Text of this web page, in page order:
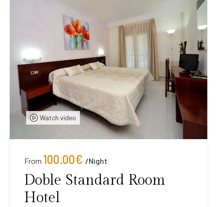
Watch video
From 100.00€ /night
Doble Standard Room
Hotel